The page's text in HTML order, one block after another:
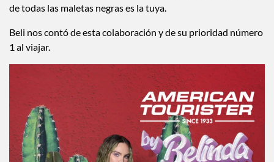
coloridos, así que nunca más te sucederá que no sepas cuál
Beli nos contó de esta colaboración y de su prioridad número